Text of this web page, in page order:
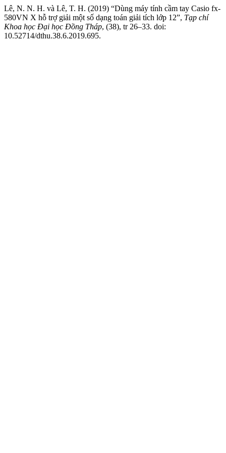
Lê, N. N. H. và Lê, T. H. (2019) “Dùng máy tính cầm tay Casio fx-
580VN X hỗ trợ giải một số dạng toán giải tích lớp 12”, Tạp chí
Khoa học Đại học Đồng Tháp, (38), tr 26–33. doi:
10.52714/dthu.38.6.2019.695.